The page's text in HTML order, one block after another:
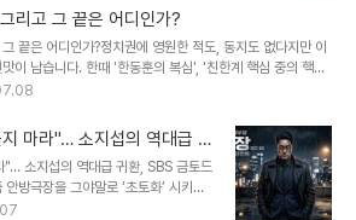
..미 투자자 출신임을 강조하며 화려하
개정과 배당세제 개편 등 이른바 '한
가 부양에 강한 드라이브를 걸었습니
브와 글로벌 AI 반도체 훈풍이 맞물
폭등세를 기록했죠.하지만 샴페인을
인 투..
리고 그 끝은 어디인가?
끝은 어디인가?정치권에 영원한 적도, 동지도 없다지만 이
이 남습니다. 한때 '한동훈의 복심', '친한계 핵심 중의 핵
다녔던 장동혁 국민의힘 대표와 한동훈 무소속 의원 이야기
던 이들이, 대체 왜 지금은 마주치기만 해도 스파크가 튀는
? 오늘은 이 두 사람 사이에 얽힌 깊은 감정의 골과 향후 정
다.1. 꿀 떨어지던 브로맨스의 파국: 결정적 순간은 언제였나
히 폭발한 건 지난 연말이었습니다. 여의도 정가..
마라"… 소지섭의 역대급 귀
장' 신드롬 분석
"… 소지섭의 역대급 귀환, SBS 금토드
방극장을 그야말로 ‘초토화’ 시키고
섭의 복귀작이자 동명의 레전드 웹툰